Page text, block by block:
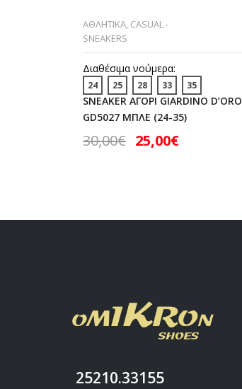
ΑΘΛΗΤΙΚΑ, CASUAL -
SNEAKERS
Διαθέσιμα νούμερα:
24 25 28 33 35
SNEAKER ΑΓΟΡΙ GIARDINO D’ORO
GD5027 ΜΠΛΕ (24-35)
30,00€ 25,00€
25210.33155